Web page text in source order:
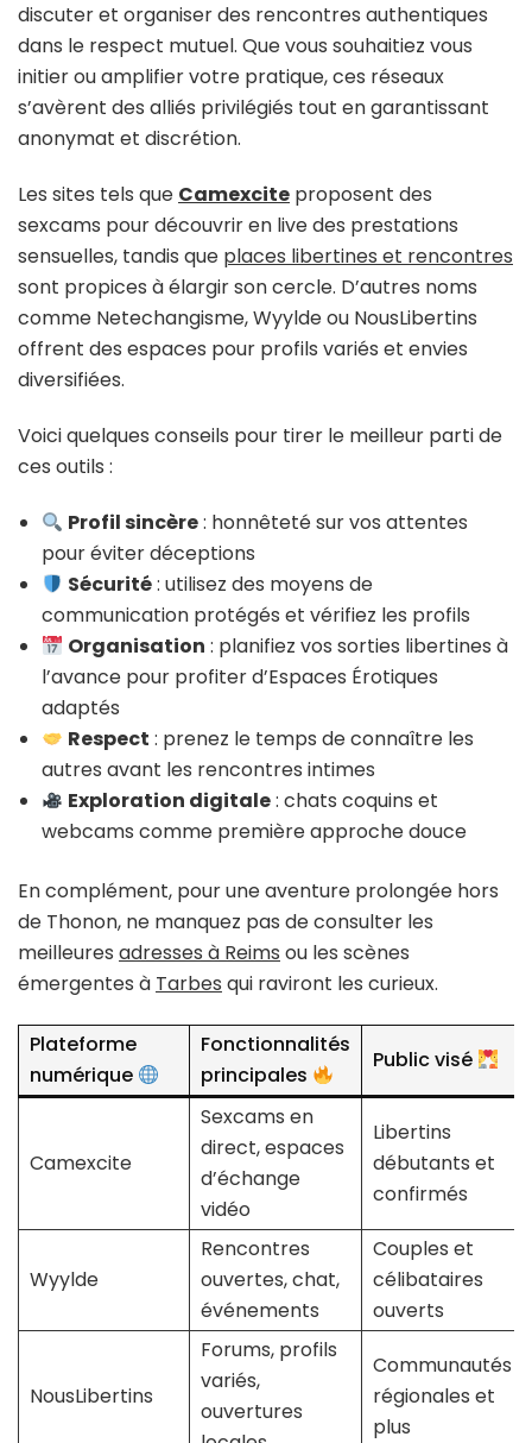
discuter et organiser des rencontres authentiques
dans le respect mutuel. Que vous souhaitiez vous
initier ou amplifier votre pratique, ces réseaux
s’avèrent des alliés privilégiés tout en garantissant
anonymat et discrétion.
Les sites tels que Camexcite proposent des
sexcams pour découvrir en live des prestations
sensuelles, tandis que places libertines et rencontres
sont propices à élargir son cercle. D’autres noms
comme Netechangisme, Wyylde ou NousLibertins
offrent des espaces pour profils variés et envies
diversifiées.
Voici quelques conseils pour tirer le meilleur parti de
ces outils :
Profil sincère: honnêteté sur vos attentes
pour éviter déceptions
Sécurité: utilisez des moyens de
communication protégés et vérifiez les profils
Organisation : planifiez vos sorties libertines à
l’avance pour profiter d’Espaces Érotiques
adaptés
Respect : prenez le temps de connaître les
autres avant les rencontres intimes
Exploration digitale: chats coquins et
webcams comme première approche douce
En complément, pour une aventure prolongée hors
de Thonon, ne manquez pas de consulter les
meilleures adresses à Reims ou les scènes
émergentes à Tarbes qui raviront les curieux.
Plateforme
numérique
Fonctionnalités
principales
Public visé
Camexcite
Sexcams en
direct, espaces
d’échange
vidéo
Libertins
débutants et
confirmés
Wyylde
Rencontres
ouvertes, chat,
événements
Couples et
célibataires
ouverts
NousLibertins
Forums, profils
variés,
ouvertures
Communautés
régionales et
plus